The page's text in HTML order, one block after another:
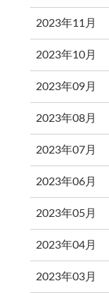
2023年11月
2023年10月
2023年09月
2023年08月
2023年07月
2023年06月
2023年05月
2023年04月
2023年03月